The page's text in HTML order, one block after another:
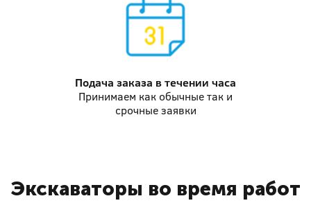
Подача заказа в течении часа
Принимаем как обычные так и
срочные заявки
Экскаваторы во время работ